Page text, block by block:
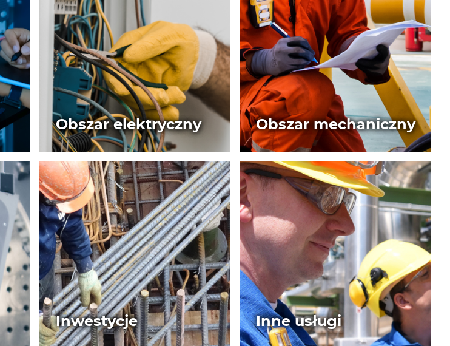
Obszar elektryczny Obszar mechaniczny
Inwestycje Inne usługi